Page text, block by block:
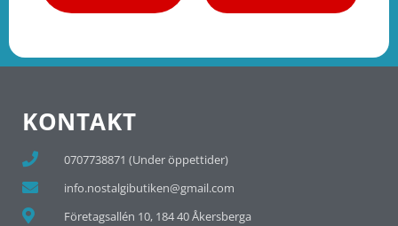
KONTAKT
0707738871 (Under öppettider)
info.nostalgibutiken@gmail.com
Företagsallén 10, 184 40 Åkersberga